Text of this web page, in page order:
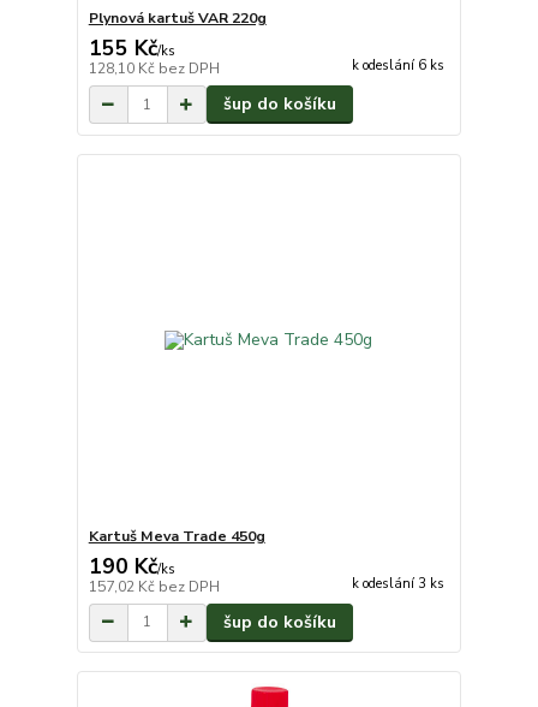
Plynová kartuš VAR 220g
155 Kč/ks
128,10 Kč bez DPH k odeslání 6 ks
šup do košíku
Kartuš Meva Trade 450g
190 Kč/ks
157,02 Kč bez DPH k odeslání 3 ks
šup do košíku